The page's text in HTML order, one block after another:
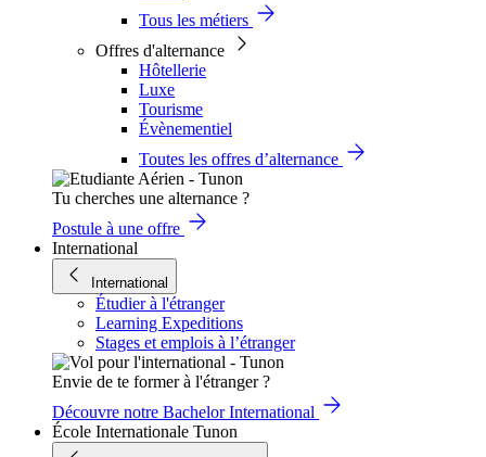
Tous les métiers
Offres d'alternance
Hôtellerie
Luxe
Tourisme
Évènementiel
Toutes les offres d’alternance
Tu cherches une alternance ?
Postule à une offre
International
International
Étudier à l'étranger
Learning Expeditions
Stages et emplois à l’étranger
Envie de te former à l'étranger ?
Découvre notre Bachelor International
École Internationale Tunon